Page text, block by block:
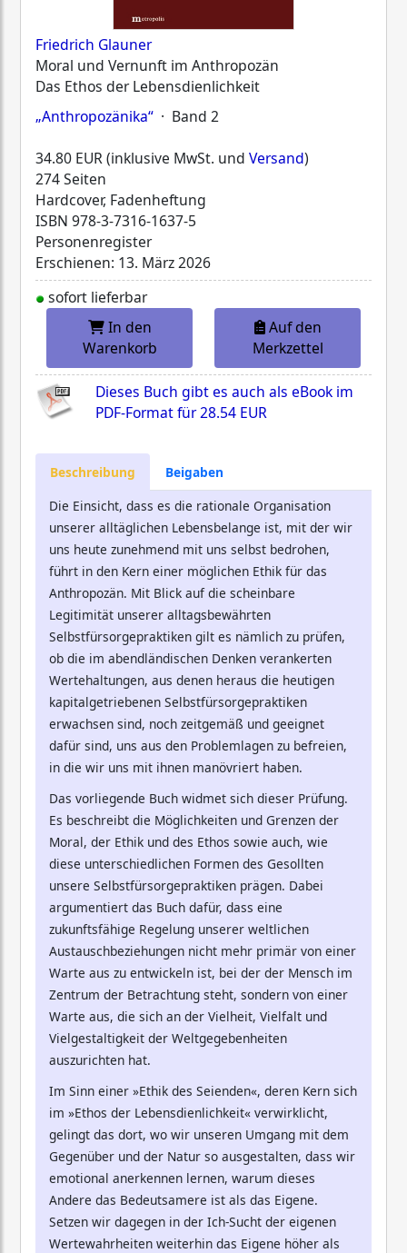
Friedrich Glauner
Moral und Vernunft im Anthropozän
Das Ethos der Lebensdienlichkeit
„Anthropozänika“ · Band 2
34.80 EUR (inklusive MwSt. und Versand)
274 Seiten
Hardcover, Fadenheftung
ISBN 978-3-7316-1637-5
Personenregister
Erschienen: 13. März 2026
sofort lieferbar
In den
Warenkorb
Auf den
Merkzettel
Dieses Buch gibt es auch als eBook im
PDF-Format für28.54 EUR
Beschreibung
Beigaben
Die Einsicht, dass es die rationale Organisation
unserer alltäglichen Lebensbelange ist, mit der wir
uns heute zunehmend mit uns selbst bedrohen,
führt in den Kern einer möglichen Ethik für das
Anthropozän. Mit Blick auf die scheinbare
Legitimität unserer alltagsbewährten
Selbstfürsorgepraktiken gilt es nämlich zu prüfen,
ob die im abendländischen Denken verankerten
Wertehaltungen, aus denen heraus die heutigen
kapitalgetriebenen Selbstfürsorgepraktiken
erwachsen sind, noch zeitgemäß und geeignet
dafür sind, uns aus den Problemlagen zu befreien,
in die wir uns mit ihnen manövriert haben.
Das vorliegende Buch widmet sich dieser Prüfung.
Es beschreibt die Möglichkeiten und Grenzen der
Moral, der Ethik und des Ethos sowie auch, wie
diese unterschiedlichen Formen des Gesollten
unsere Selbstfürsorgepraktiken prägen. Dabei
argumentiert das Buch dafür, dass eine
zukunftsfähige Regelung unserer weltlichen
Austauschbeziehungen nicht mehr primär von einer
Warte aus zu entwickeln ist, bei der der Mensch im
Zentrum der Betrachtung steht, sondern von einer
Warte aus, die sich an der Vielheit, Vielfalt und
Vielgestaltigkeit der Weltgegebenheiten
auszurichten hat.
Im Sinn einer »Ethik des Seienden«, deren Kern sich
im »Ethos der Lebensdienlichkeit« verwirklicht,
gelingt das dort, wo wir unseren Umgang mit dem
Gegenüber und der Natur so ausgestalten, dass wir
emotional anerkennen lernen, warum dieses
Andere das Bedeutsamere ist als das Eigene.
Setzen wir dagegen in der Ich-Sucht der eigenen
Wertewahrheiten weiterhin das Eigene höher als